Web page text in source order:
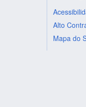
Alto
Mapa do